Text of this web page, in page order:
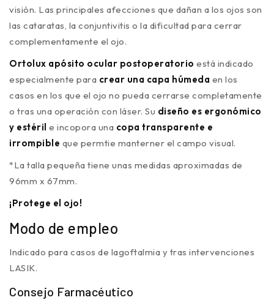
visión. Las principales afecciones que dañan a los ojos son
las cataratas, la conjuntivitis o la dificultad para cerrar
complementamente el ojo.
Ortolux apósito ocular postoperatorio está indicado
especialmente para crear una capa húmeda en los
casos en los que el ojo no pueda cerrarse completamente
o tras una operación con láser. Su diseño es ergonómico
y estéril e incopora una copa transparente e
irrompible que permtie manterner el campo visual.
*La talla pequeña tiene unas medidas aproximadas de
96mm x 67mm.
¡Protege el ojo!
Modo de empleo
Indicado para casos de lagoftalmia y tras intervenciones
LASIK.
Consejo Farmacéutico